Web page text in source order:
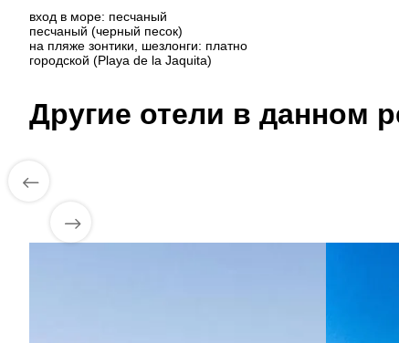
вход в море: песчаный
песчаный (черный песок)
на пляже зонтики, шезлонги: платно
городской (Playa de la Jaquita)
Другие отели в данном